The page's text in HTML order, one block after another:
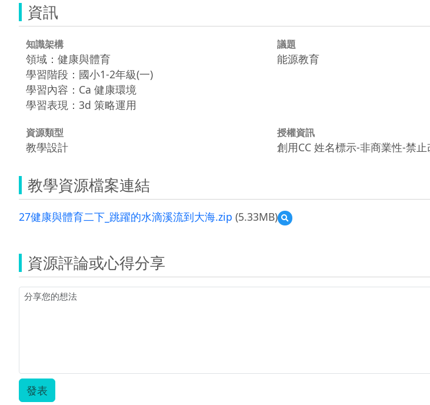
資訊
知識架構
領域：健康與體育
學習階段：國小1-2年級(一)
學習內容：Ca 健康環境
學習表現：3d 策略運用
議題
能源教育
資源類型
教學設計
授權資訊
創用CC 姓名標示-非商業性-禁
教學資源檔案連結
27健康與體育二下_跳躍的水滴溪流到大海.zip (5.33MB)
預
覽
體
水
資源評論或心得分享
發表